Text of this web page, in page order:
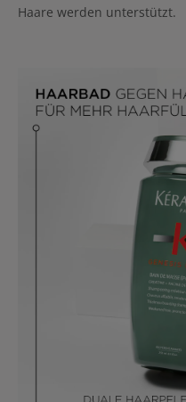
Haare werden unterstützt.